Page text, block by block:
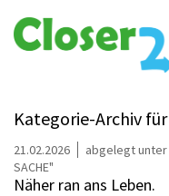
Kategorie-Archiv für
21.02.2026 abgelegt unter
SACHE
Näher ran ans Leben.